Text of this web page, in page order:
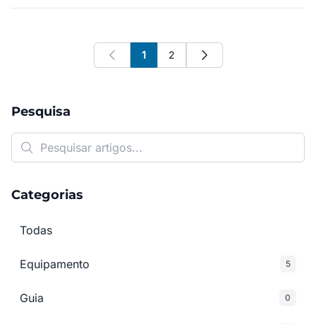
Previous
1 2
Next
Pesquisa
Categorias
Todas
Equipamento 5
Guia 0